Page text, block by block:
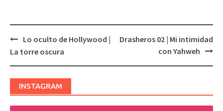
Post
Lo oculto de Hollywood |
La torre oscura
Drasheros 02 | Mi intimidad
con Yahweh
INSTAGRAM